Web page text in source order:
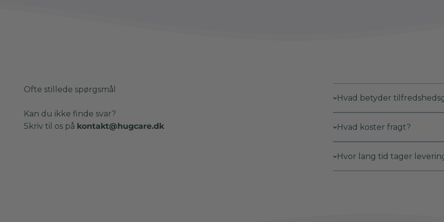
Ofte stillede spørgsmål
Kan du ikke finde svar?
Skriv til os på kontakt@hugcare.dk
Hvad betyder
Hvad koster fragt?
Hvor lang tid tager